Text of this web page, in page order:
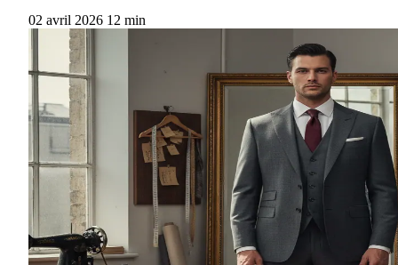
02 avril 2026 12 min